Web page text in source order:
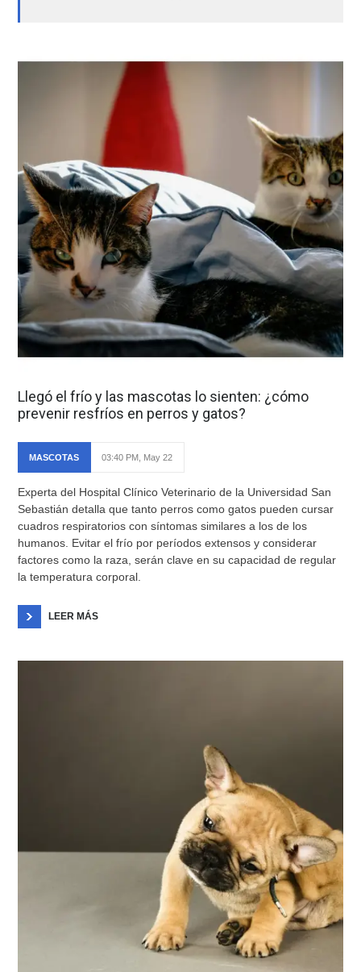
Llegó el frío y las mascotas lo sienten: ¿cómo
prevenir resfríos en perros y gatos?
MASCOTAS 03:40 PM, May 22
Experta del Hospital Clínico Veterinario de la Universidad San
Sebastián detalla que tanto perros como gatos pueden cursar
cuadros respiratorios con síntomas similares a los de los
humanos. Evitar el frío por períodos extensos y considerar
factores como la raza, serán clave en su capacidad de regular
la temperatura corporal.
LEER MÁS